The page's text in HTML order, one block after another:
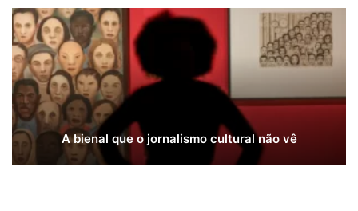
A bienal que o jornalismo cultural não vê